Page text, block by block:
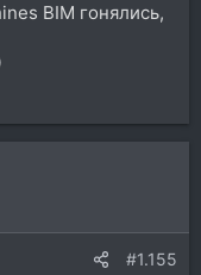
BIM гонялись,
#1.155